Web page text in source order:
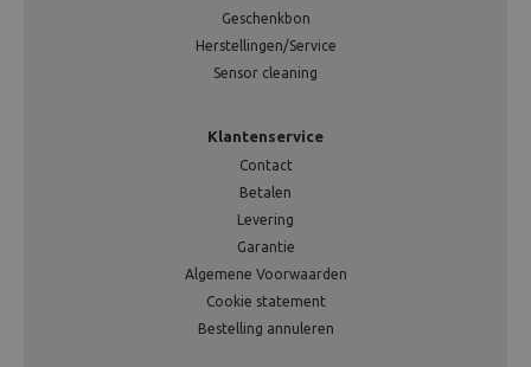
Geschenkbon
Herstellingen/Service
Sensor cleaning
Klantenservice
Contact
Betalen
Levering
Garantie
Algemene Voorwaarden
Cookie statement
Bestelling annuleren